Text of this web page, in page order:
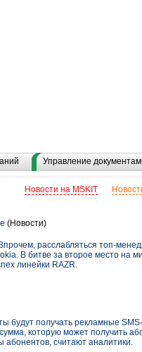
Управление
Новости на MSKIT
(Новости)
расслабляться топ-
В битве за второе место на
линейки RAZR.
будут получать рекламные SMS-
которую может получить
абонентов, считают аналитики.